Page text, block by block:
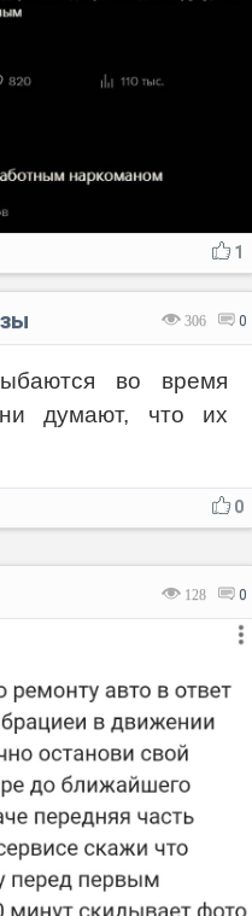
1
306 0
во время
думают, что их
0
128 0